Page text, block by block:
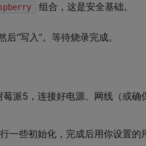
组合，这是安全基础。
后“写入”。等待烧录完成。
莓派5，连接好电源、网线（或
一些初始化，完成后用你设置的